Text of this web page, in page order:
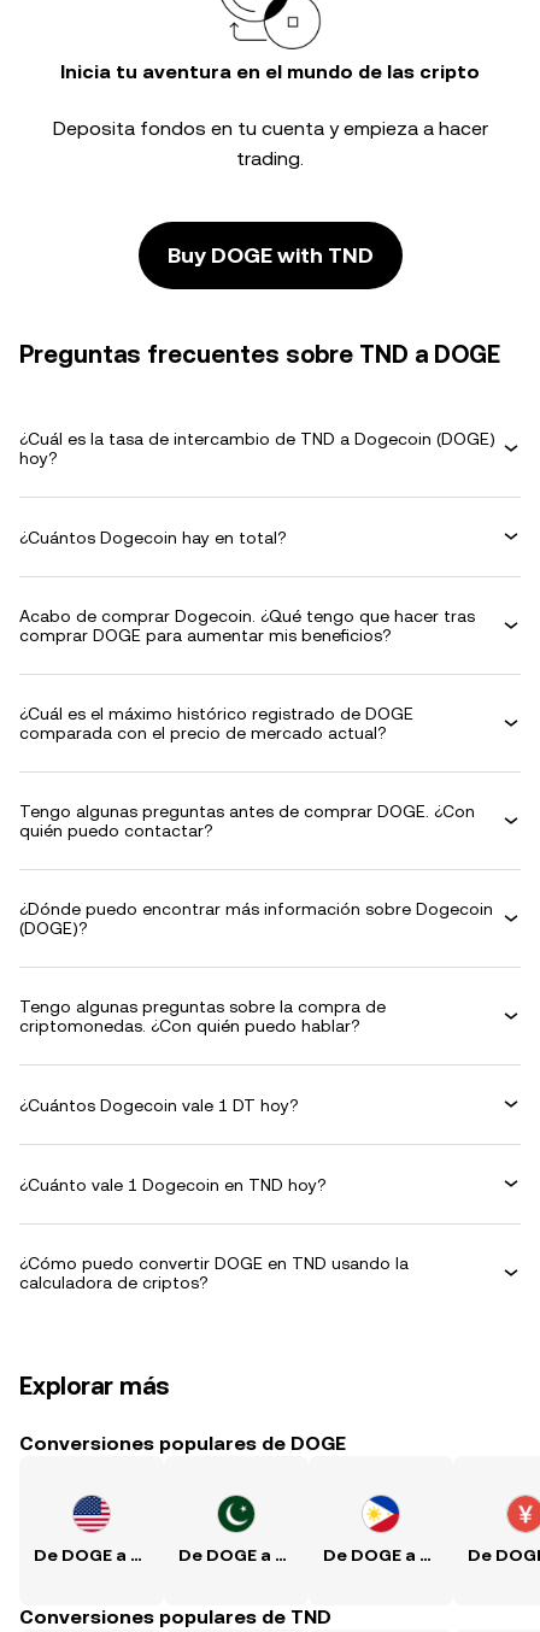
Inicia tu aventura en el mundo de las cripto
Deposita fondos en tu cuenta y empieza a hacer
trading.
Buy DOGE with TND
Preguntas frecuentes sobre TND a DOGE
¿Cuál es la tasa de intercambio de TND a Dogecoin (DOGE)
hoy?
¿Cuántos Dogecoin hay en total?
Acabo de comprar Dogecoin. ¿Qué tengo que hacer tras
comprar DOGE para aumentar mis beneficios?
¿Cuál es el máximo histórico registrado de DOGE
comparada con el precio de mercado actual?
Tengo algunas preguntas antes de comprar DOGE. ¿Con
quién puedo contactar?
¿Dónde puedo encontrar más información sobre Dogecoin
(DOGE)?
Tengo algunas preguntas sobre la compra de
criptomonedas. ¿Con quién puedo hablar?
¿Cuántos Dogecoin vale 1 DT hoy?
¿Cuánto vale 1 Dogecoin en TND hoy?
¿Cómo puedo convertir DOGE en TND usando la
calculadora de criptos?
Explorar más
Conversiones populares de DOGE
De DOGE a USD De DOGE a PKR De DOGE a PHP
Conversiones populares de TND